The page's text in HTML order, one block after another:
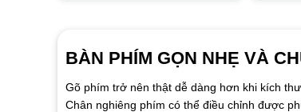
BÀN PHÍM GỌN NHẸ VÀ
Gõ phím trở nên thật dễ dàng hơn khi kích
Chân nghiêng phím có thể điều chỉnh được